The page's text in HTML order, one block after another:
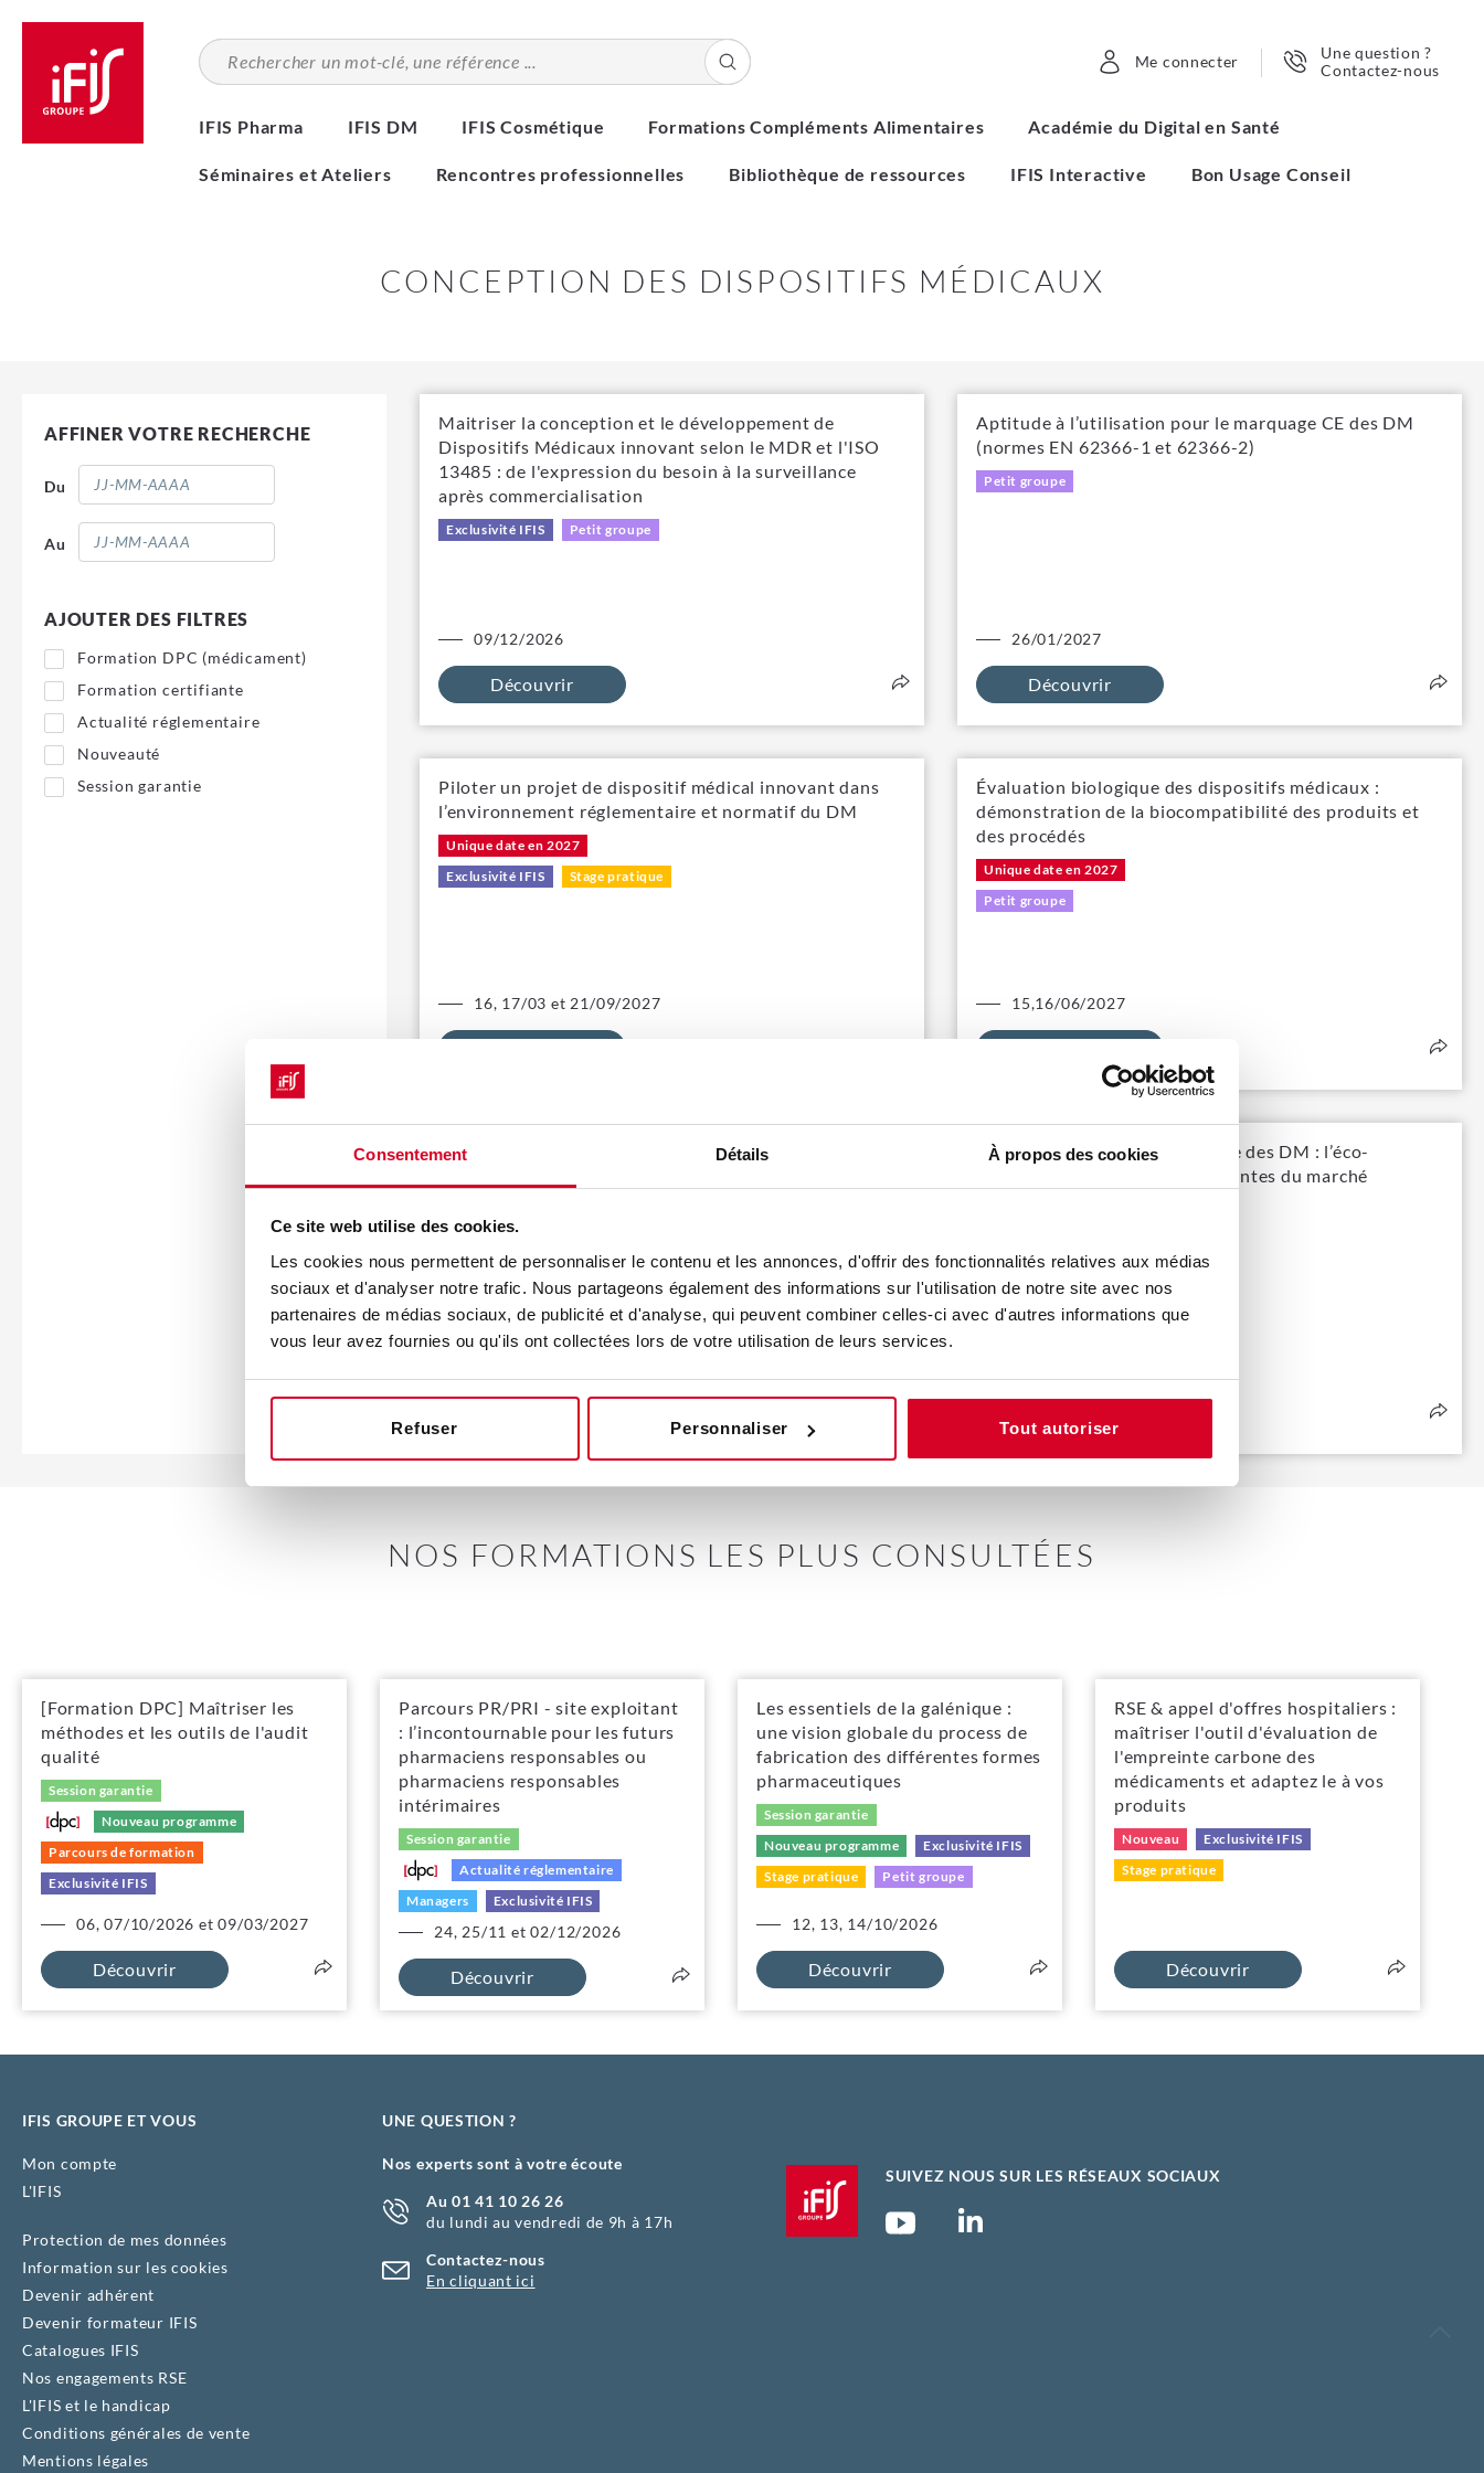
Consentement Détails À propos des cookies
Ce site web utilise des cookies.
Les cookies nous permettent de personnaliser le contenu et les annonces, d'offrir des fonctionnalités relatives aux médias
sociaux et d'analyser notre trafic. Nous partageons également des informations sur l'utilisation de notre site avec nos
partenaires de médias sociaux, de publicité et d'analyse, qui peuvent combiner celles-ci avec d'autres informations que
vous leur avez fournies ou qu'ils ont collectées lors de votre utilisation de leurs services.
Refuser Personnaliser Tout autoriser
Aller
contenu
principal
Me connecter
Une question ?
Contactez-nous
IFIS Pharma IFIS DM IFIS Cosmétique Formations Compléments Alimentaires Académie du Digital en Santé
Séminaires et Ateliers Rencontres professionnelles Bibliothèque de ressources IFIS Interactive Bon Usage Conseil
CONCEPTION DES DISPOSITIFS MÉDICAUX
AFFINER VOTRE RECHERCHE
Du
Au
AJOUTER DES FILTRES
Formation DPC (médicament)
Formation certifiante
Actualité réglementaire
Nouveauté
Session garantie
Maitriser la conception et le développement de
Dispositifs Médicaux innovant selon le MDR et l'ISO
13485 : de l'expression du besoin à la surveillance
après commercialisation
Exclusivité IFIS Petit groupe
09/12/2026
Découvrir
Aptitude à l’utilisation pour le marquage CE des DM
(normes EN 62366-1 et 62366-2)
Petit groupe
26/01/2027
Découvrir
Piloter un projet de dispositif médical innovant dans
l’environnement réglementaire et normatif du DM
Unique date en 2027
Exclusivité IFIS
Stage pratique
16, 17/03 et 21/09/2027
Évaluation biologique des dispositifs médicaux :
démonstration de la biocompatibilité des produits et
des procédés
Unique date en 2027
Petit groupe
15,16/06/2027
La conception d'un projet e-santé : qualifier son projet
Performance environnementale des DM : l’éco-
conception en réponse aux attentes du marché
NOS FORMATIONS LES PLUS CONSULTÉES
[Formation DPC] Maîtriser les
méthodes et les outils de l'audit
qualité
Session garantie
Nouveau programme
Parcours de formation
Exclusivité IFIS
06, 07/10/2026 et 09/03/2027
Découvrir
Parcours PR/PRI - site exploitant
: l’incontournable pour les futurs
pharmaciens responsables ou
pharmaciens responsables
intérimaires
Session garantie
Actualité réglementaire
Managers
Exclusivité IFIS
24, 25/11 et 02/12/2026
Découvrir
Les essentiels de la galénique :
une vision globale du process de
fabrication des différentes formes
pharmaceutiques
Session garantie
Nouveau programme
Exclusivité IFIS
Stage pratique
Petit groupe
12, 13, 14/10/2026
Découvrir
RSE & appel d'offres hospitaliers :
maîtriser l'outil d'évaluation de
l'empreinte carbone des
médicaments et adaptez le à vos
produits
Nouveau
Exclusivité IFIS
Stage pratique
Découvrir
IFIS GROUPE ET VOUS
Mon compte
L'IFIS
Protection de mes données
Information sur les cookies
Devenir adhérent
Devenir formateur IFIS
Catalogues IFIS
Nos engagements RSE
L'IFIS et le handicap
Conditions générales de vente
Mentions légales
UNE QUESTION ?
Nos experts sont à votre écoute
Au 01 41 10 26 26
du lundi au vendredi de 9h à 17h
Contactez-nous
En cliquant ici
SUIVEZ NOUS SUR LES RÉSEAUX SOCIAUX